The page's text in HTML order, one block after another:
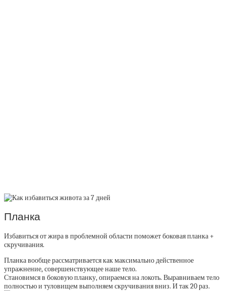
Планка
Избавиться от жира в проблемной области поможет боковая планка +
скручивания.
Планка вообще рассматривается как максимально действенное
упражнение, совершенствующее наше тело.
Становимся в боковую планку, опираемся на локоть. Выравниваем тело
полностью и туловищем выполняем скручивания вниз. И так 20 раз.